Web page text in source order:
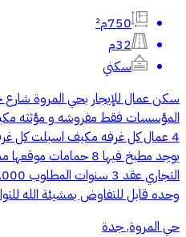
750م²
32م
سكني
المؤسسات فقط مفروشه و مؤثثه
يوجد مطبخ فيها 8
وحده قابل للتفاوض بمشيئة الله للتواصل
حي المروة, جدة